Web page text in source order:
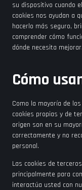
su dispositivo cuando
cookies nos ayudan a
hacerlo más seguro,
comprender cómo
dónde necesita mejorar.
Cómo
Como la mayoría de
cookies propias y de
origen son en su
correctamente y no
personal.
Las cookies de
principalmente para
interactúa usted con